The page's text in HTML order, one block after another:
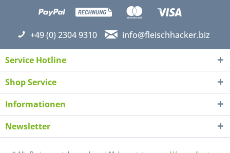
+49 (0) 2304 9310 info@fleischhacker.biz
Service Hotline
Shop Service
Informationen
Newsletter